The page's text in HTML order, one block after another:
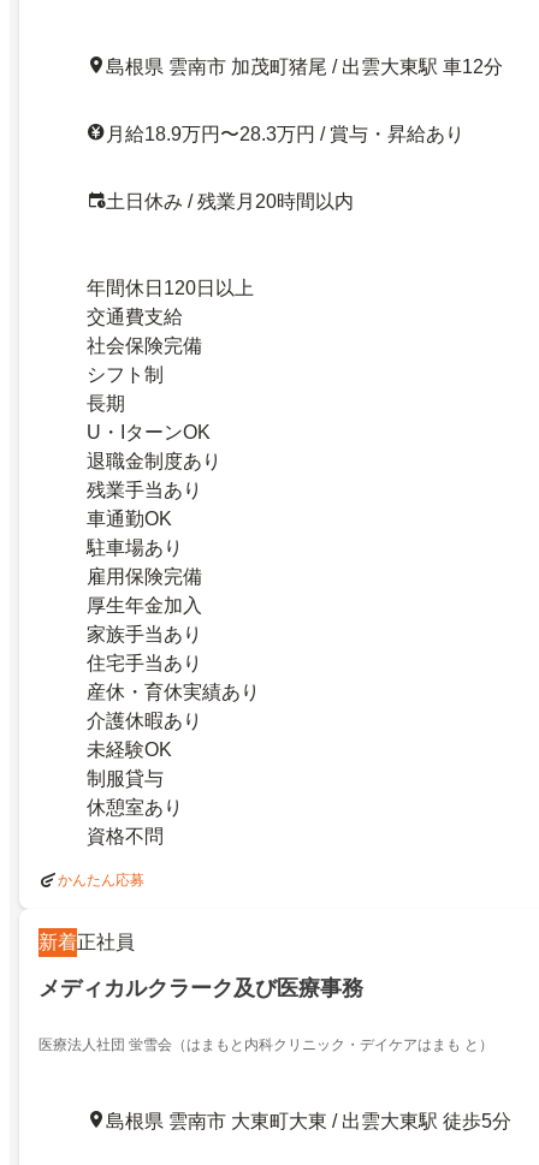
島根県 雲南市 加茂町猪尾 / 出雲大東駅 車12分
月給18.9万円〜28.3万円 / 賞与・昇給あり
土日休み / 残業月20時間以内
年間休日120日以上
交通費支給
社会保険完備
シフト制
長期
U・IターンOK
退職金制度あり
残業手当あり
車通勤OK
駐車場あり
雇用保険完備
厚生年金加入
家族手当あり
住宅手当あり
産休・育休実績あり
介護休暇あり
未経験OK
制服貸与
休憩室あり
資格不問
かんたん応募
新着正社員
メディカルクラーク及び医療事務
医療法人社団 蛍雪会（はまもと内科クリニック・デイケアはまも と）
島根県 雲南市 大東町大東 / 出雲大東駅 徒歩5分